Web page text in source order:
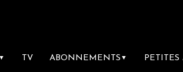
▼ TV ABONNEMENTS ▼